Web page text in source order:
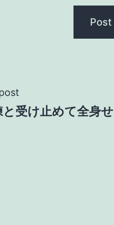
と受け止めて全身